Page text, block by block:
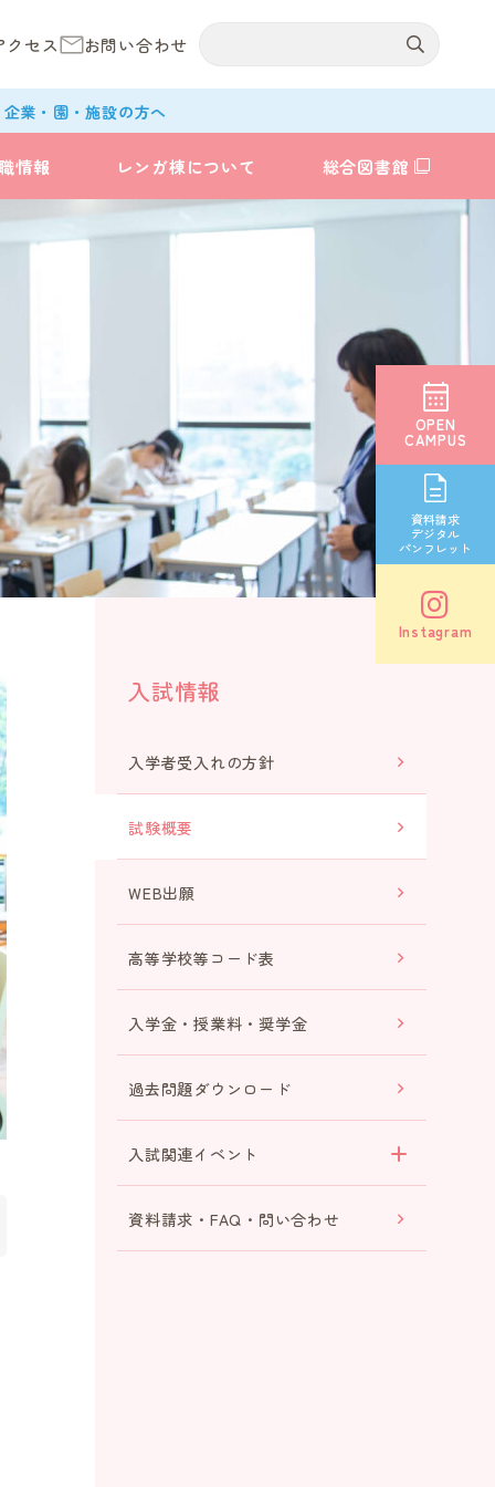
クセス お問い合わせ
情報 レンガ棟について 総合図書館
企業・園・施設の方へ
入試情報
入学者受入れの方針
試験概要
WEB出願
高等学校等コード表
入学金・授業料・奨学金
過去問題ダウンロード
入試関連イベント
資料請求・FAQ・問い合わせ
OPEN
CAMPUS
資料請求
デジタル
パンフレット
Instagram